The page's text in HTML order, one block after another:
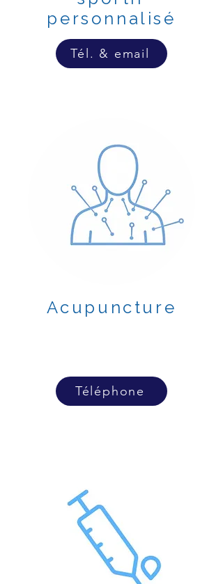
personnalisé
Tél. & email
Acupuncture
Téléphone